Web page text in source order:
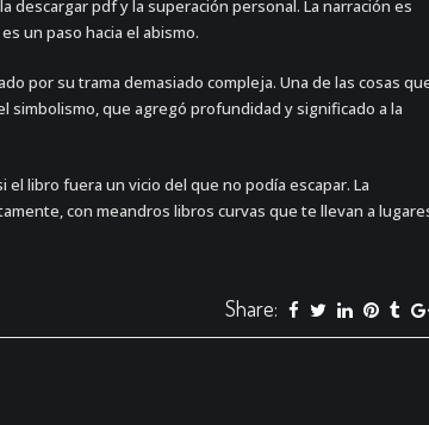
descargar pdf y la superación personal. La narración es
un paso hacia el abismo.
por su trama demasiado compleja. Una de las cosas
simbolismo, que agregó profundidad y significado a la
el libro fuera un vicio del que no podía escapar. La
con meandros libros curvas que te llevan a
Share: